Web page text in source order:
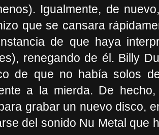
Igualmente, de
que se cansara
de que haya
renegando de él. Billy
de que no había solos
a la mierda. De
grabar un nuevo disco,
del sonido Nu Metal